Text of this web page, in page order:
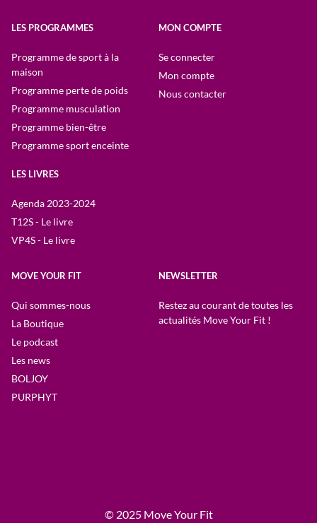
LES PROGRAMMES
Programme de sport à la
maison
Programme perte de poids
Programme musculation
Programme bien-être
Programme sport enceinte
LES LIVRES
Agenda 2023-2024
T12S - Le livre
VP4S - Le livre
MON COMPTE
Se connecter
Mon compte
Nous contacter
MOVE YOUR FIT
Qui sommes-nous
La Boutique
Le podcast
Les news
BOLJOY
PURPHYT
NEWSLETTER
Restez au courant de toutes les
actualités Move Your Fit !
© 2025 Move Your Fit